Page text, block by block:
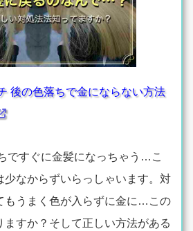
後の色落ちで金にならない方法
ですぐに金髪になっちゃう…こ
少なからずいらっしゃいます。対
もうまく色が入らずに金に…この
ますか？そして正しい方法がある